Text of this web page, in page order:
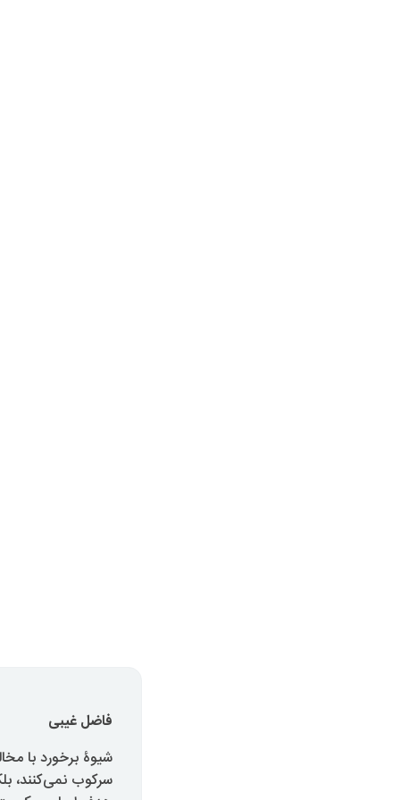
فاضل غیبی
شیوۀ برخورد با
سرکوب نمی‌کنند،